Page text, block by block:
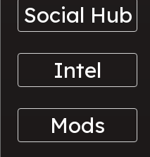
Social Hub
Intel
Mods